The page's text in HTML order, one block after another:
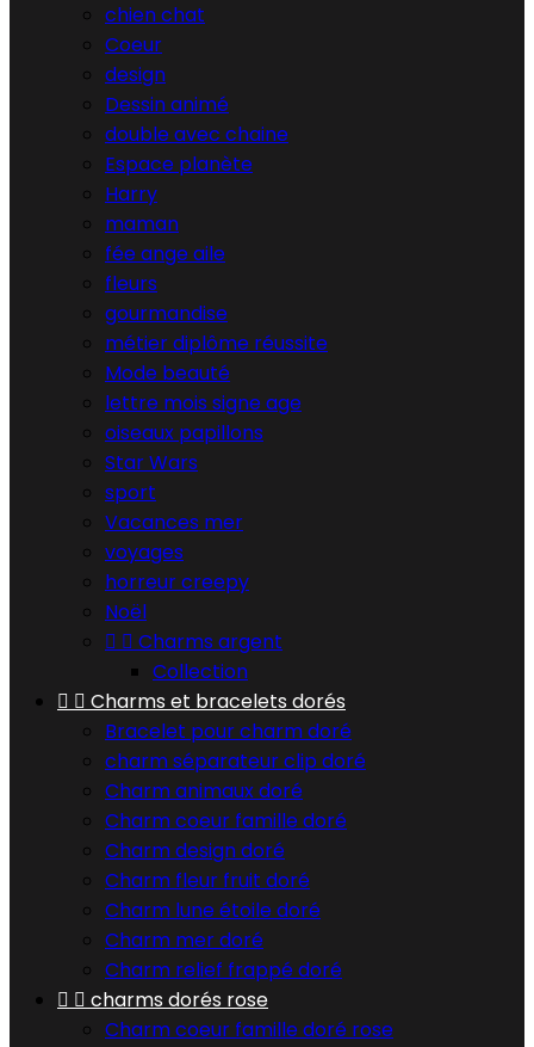
chien chat
Coeur
design
Dessin animé
double avec chaine
Espace planète
Harry
maman
fée ange aile
fleurs
gourmandise
métier diplôme réussite
Mode beauté
lettre mois signe age
oiseaux papillons
Star Wars
sport
Vacances mer
voyages
horreur creepy
Noël
  Charms argent
Collection
  Charms et bracelets dorés
Bracelet pour charm doré
charm séparateur clip doré
Charm animaux doré
Charm coeur famille doré
Charm design doré
Charm fleur fruit doré
Charm lune étoile doré
Charm mer doré
Charm relief frappé doré
  charms dorés rose
Charm coeur famille doré rose